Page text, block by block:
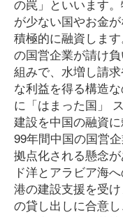
の罠」といいます
が少ない国やお金
積極的に融資しま
の国営企業が請け
組みで、水増し請
な利益を得る構造
に「はまった国」
建設を中国の融資
99年間中国の国営
拠点化される懸念
ド洋とアラビア海
港の建設支援を受
の貸し出しに合意